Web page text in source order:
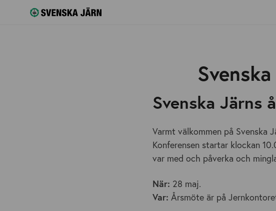
Svenska Järns
Varmt välkommen på Svenska
Konferensen startar klockan
var med och påverka och
När: 28 maj.
Var: Årsmöte är på